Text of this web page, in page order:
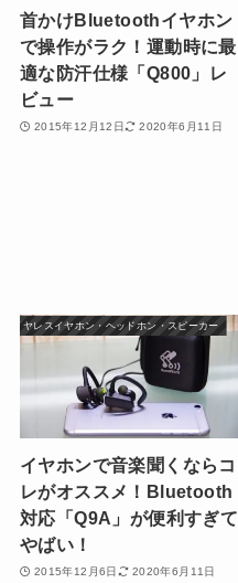
首かけBluetoothイヤホン
で操作がラク！運動時に最
適な防汗仕様「Q800」レ
ビュー
2015年12月12日 2020年6月11日
ワイヤレスイヤホン・ヘッドホン・スピーカー
イヤホンで音楽聞くならコ
レがオススメ！Bluetooth
対応「Q9A」が便利すぎて
やばい！
2015年12月6日 2020年6月11日